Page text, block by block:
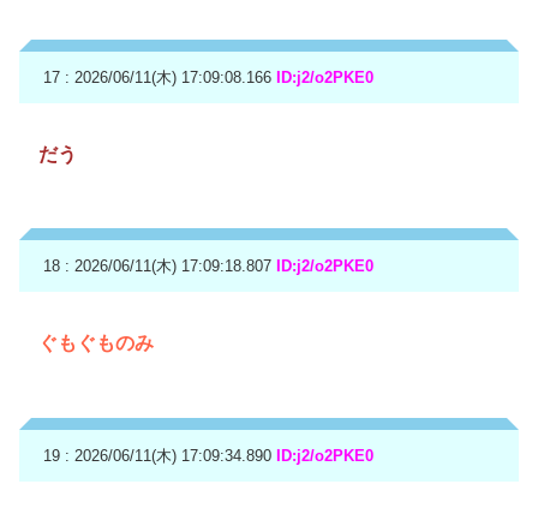
17 : 2026/06/11(木) 17:09:08.166 ID:j2/o2PKE0
だう
18 : 2026/06/11(木) 17:09:18.807 ID:j2/o2PKE0
ぐもぐものみ
19 : 2026/06/11(木) 17:09:34.890 ID:j2/o2PKE0